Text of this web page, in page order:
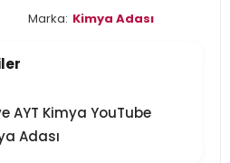
Marka: Kimya Adası
AYT Kimya YouTube
Adası